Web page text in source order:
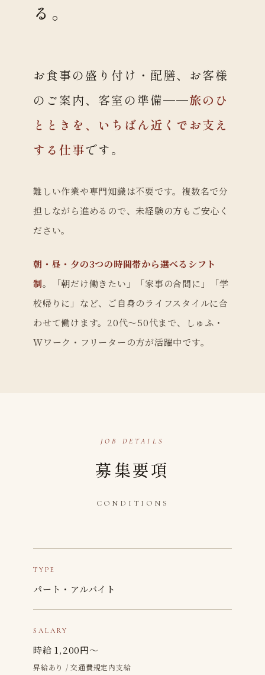
る。
お食事の盛り付け・配膳、お客様
のご案内、客室の準備──旅のひ
とときを、いちばん近くでお支え
する仕事です。
難しい作業や専門知識は不要です。複数名で分
担しながら進めるので、未経験の方もご安心く
ださい。
朝・昼・夕の3つの時間帯から選べるシフト
制。「朝だけ働きたい」「家事の合間に」「学
校帰りに」など、ご自身のライフスタイルに合
わせて働けます。20代〜50代まで、しゅふ・
Wワーク・フリーターの方が活躍中です。
JOB DETAILS
募集要項
CONDITIONS
TYPE
パート・アルバイト
SALARY
時給 1,200円〜
昇給あり / 交通費規定内支給